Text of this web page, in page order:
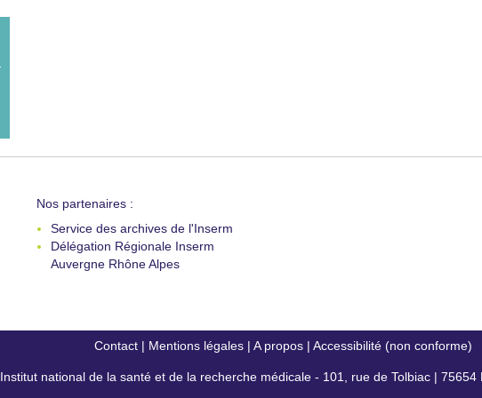
Nos partenaires :
Service des archives de l'Inserm
Délégation Régionale Inserm
Auvergne Rhône Alpes
Contact| Mentions légales| A propos| Accessibilité (non conforme)
Institut national de la santé et de la recherche médicale - 101, rue de Tolbiac | 75654